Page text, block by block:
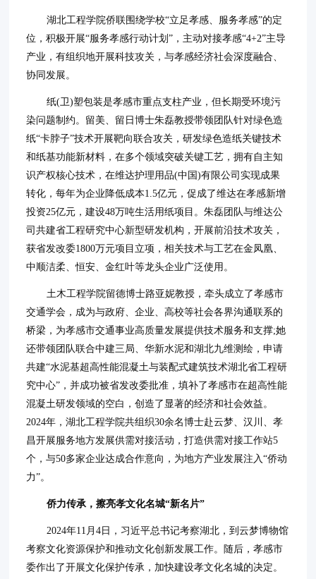
湖北工程学院侨联围绕学校“立足孝感、服务孝感”的定
位，积极开展“服务孝感行动计划”，主动对接孝感“4+2”主导
产业，有组织地开展科技攻关，与孝感经济社会深度融合、
协同发展。
纸(卫)塑包装是孝感市重点支柱产业，但长期受环境污
染问题制约。留美、留日博士朱磊教授带领团队针对绿色造
纸“卡脖子”技术开展靶向联合攻关，研发绿色造纸关键技术
和纸基功能新材料，在多个领域突破关键工艺，拥有自主知
识产权核心技术，在维达护理用品(中国)有限公司实现成果
转化，每年为企业降低成本1.5亿元，促成了维达在孝感新增
投资25亿元，建设48万吨生活用纸项目。朱磊团队与维达公
司共建省工程研究中心新型研发机构，开展前沿技术攻关，
获省发改委1800万元项目立项，相关技术与工艺在金凤凰、
中顺洁柔、恒安、金红叶等龙头企业广泛使用。
土木工程学院留德博士路亚妮教授，牵头成立了孝感市
交通学会，成为与政府、企业、高校等社会各界沟通联系的
桥梁，为孝感市交通事业高质量发展提供技术服务和支撑;她
还带领团队联合中建三局、华新水泥和湖北九维测绘，申请
共建“水泥基超高性能混凝土与装配式建筑技术湖北省工程研
究中心”，并成功被省发改委批准，填补了孝感市在超高性能
混凝土研发领域的空白，创造了显著的经济和社会效益。
2024年，湖北工程学院共组织30余名博士赴云梦、汉川、孝
昌开展服务地方发展供需对接活动，打造供需对接工作站5
个，与50多家企业达成合作意向，为地方产业发展注入“侨动
力”。
侨力传承，擦亮孝文化名城“新名片”
2024年11月4日，习近平总书记考察湖北，到云梦博物馆
考察文化资源保护和推动文化创新发展工作。随后，孝感市
委作出了开展文化保护传承，加快建设孝文化名城的决定。